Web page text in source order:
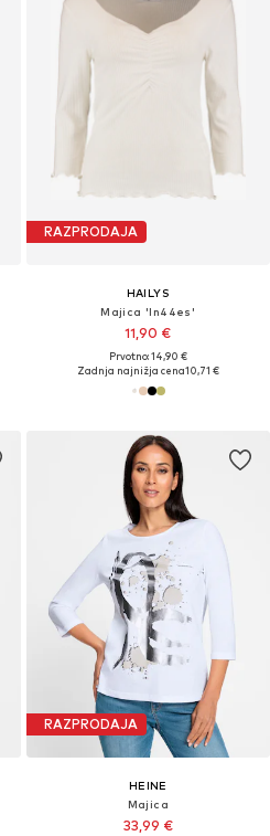
RAZPRODAJA
HAILYS
Majica 'In44es'
11,90 €
Prvotno: 14,90 €
Zadnja najnižja cena10,71 €
RAZPRODAJA
HEINE
Majica
33,99 €